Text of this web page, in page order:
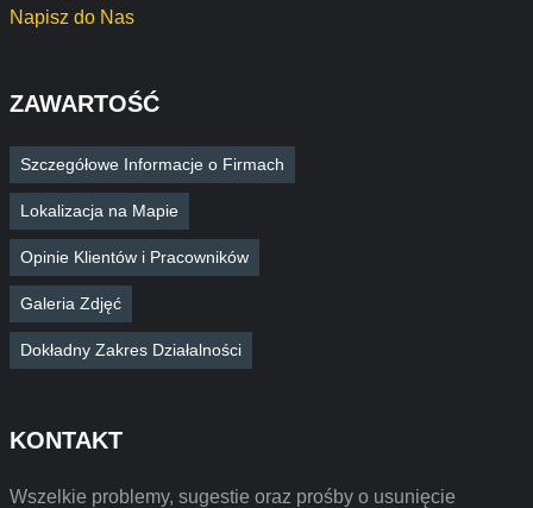
Napisz do Nas
ZAWARTOŚĆ
Szczegółowe Informacje o Firmach
Lokalizacja na Mapie
Opinie Klientów i Pracowników
Galeria Zdjęć
Dokładny Zakres Działalności
KONTAKT
Wszelkie problemy, sugestie oraz prośby o usunięcie